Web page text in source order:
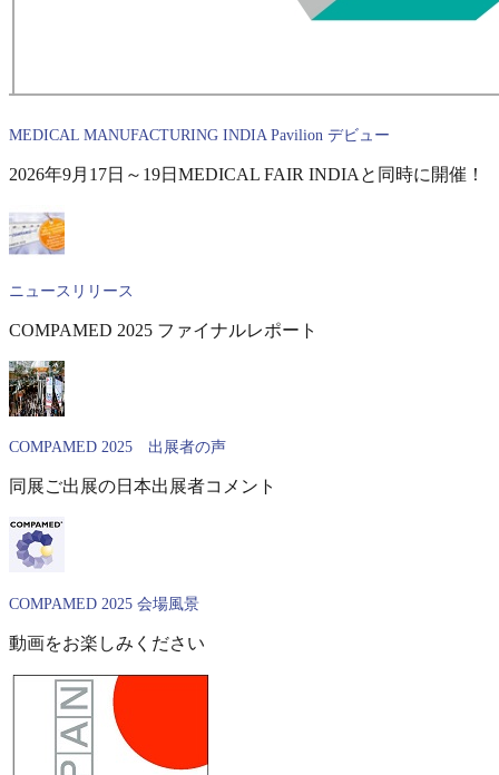
MEDICAL MANUFACTURING INDIA Pavilion デビュー
2026年9月17日～19日MEDICAL FAIR INDIAと同時に開催！
ニュースリリース
COMPAMED 2025 ファイナルレポート
COMPAMED 2025 出展者の声
同展ご出展の日本出展者コメント
COMPAMED 2025 会場風景
動画をお楽しみください